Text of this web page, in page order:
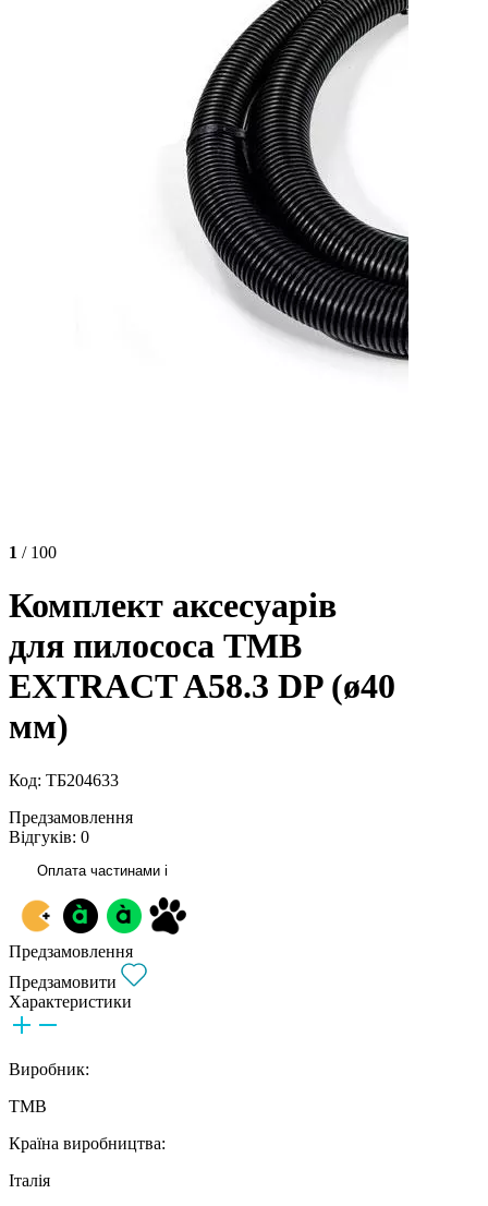
1 / 100
Комплект аксесуарів
для пилососа TMB
EXTRACT A58.3 DP (ø40
мм)
Код: ТБ204633
Предзамовлення
Відгуків: 0
Оплата частинами i
Предзамовлення
Предзамовити
Характеристики
Виробник:
TMB
Країна виробництва:
Італія